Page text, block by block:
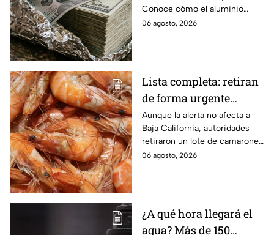
podría sorprenderte
Conoce cómo el aluminio
puede ayudar a proteger los
06 agosto, 2026
Lista completa: retiran
de forma urgente
camarones
contaminados con
salmonela
Aunque la alerta no afecta a
Baja California, autoridades
retiraron un lote de camarones
con salmonela en España;
06 agosto, 2026
¿A qué hora llegará el
agua? Más de 150